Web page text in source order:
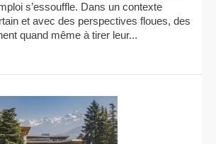
s’essouffle. Dans un contexte
et avec des perspectives floues, des
quand même à tirer leur...